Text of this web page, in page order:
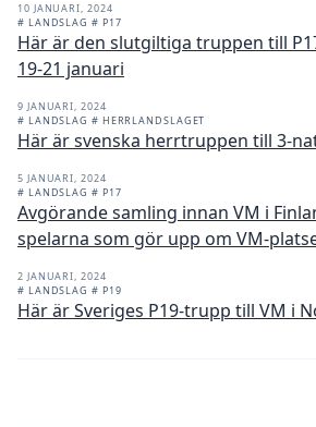
10 JANUARI, 2024
# LANDSLAG # P17
Här är den slutgiltiga truppen till
19-21 januari
9 JANUARI, 2024
# LANDSLAG # HERRLANDSLAGET
Här är svenska herrtruppen till 3-
5 JANUARI, 2024
# LANDSLAG # P17
Avgörande samling innan VM i
spelarna som gör upp om VM-
2 JANUARI, 2024
# LANDSLAG # P19
Här är Sveriges P19-trupp till VM i